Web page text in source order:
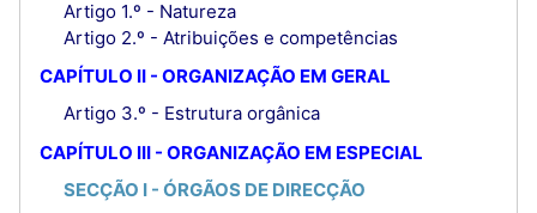
Artigo 1.º - Natureza
Artigo 2.º - Atribuições e competências
CAPÍTULO II - ORGANIZAÇÃO EM GERAL
Artigo 3.º - Estrutura orgânica
CAPÍTULO III - ORGANIZAÇÃO EM ESPECIAL
SECÇÃO I - ÓRGÃOS DE DIRECÇÃO